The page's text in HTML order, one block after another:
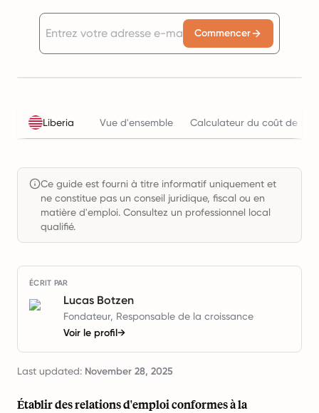
Commencer
Liberia Vue d'ensemble Calculateur du coût de
Ce guide est fourni à titre informatif uniquement et
ne constitue pas un conseil juridique, fiscal ou en
matière d'emploi. Consultez un professionnel local
qualifié.
ÉCRIT PAR
Lucas Botzen
Fondateur, Responsable de la croissance
Voir le profil→
Last updated: November 28, 2025
Établir des relations d'emploi conformes à la